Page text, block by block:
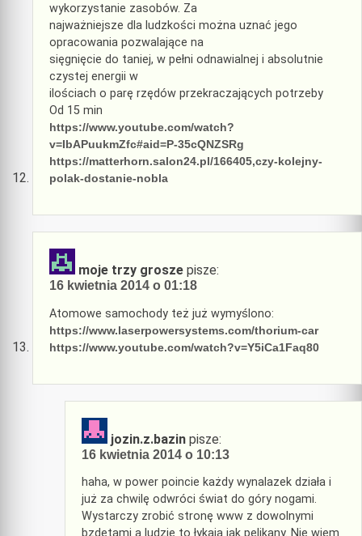
wykorzystanie zasobów. Za
najważniejsze dla ludzkości można uznać jego
opracowania pozwalające na
sięgnięcie do taniej, w pełni odnawialnej i absolutnie
czystej energii w
ilościach o parę rzędów przekraczających potrzeby
Od 15 min
https://www.youtube.com/watch?
v=IbAPuukmZfc#aid=P-35cQNZSRg
https://matterhorn.salon24.pl/166405,czy-kolejny-
polak-dostanie-nobla
moje trzy grosze pisze:
16 kwietnia 2014 o 01:18
Atomowe samochody też już wymyślono:
https://www.laserpowersystems.com/thorium-car
https://www.youtube.com/watch?v=Y5iCa1Faq80
jozin.z.bazin pisze:
16 kwietnia 2014 o 10:13
haha, w power poincie każdy wynalazek działa i
już za chwilę odwróci świat do góry nogami.
Wystarczy zrobić stronę www z dowolnymi